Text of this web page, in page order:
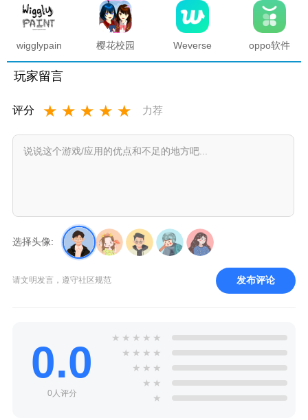
解锁版
正版
官方正版
载安装
2025最新
版本
wigglypaint
樱花校园
Weverse
oppo软件
玩家留言
评分 ★ ★ ★ ★ ★ 力荐
选择头像:
请文明发言，遵守社区规范 发布评论
0.0
0人评分
★ ★ ★ ★ ★
★ ★ ★ ★
★ ★ ★
★ ★
★